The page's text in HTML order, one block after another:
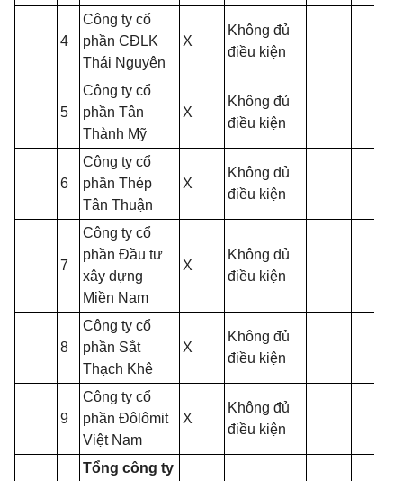
4
Công ty cổ
phần CĐLK
Thái Nguyên
X
Không đủ
điều kiện
5
Công ty cổ
phần Tân
Thành Mỹ
X
Không đủ
điều kiện
6
Công ty cổ
phần Thép
Tân Thuận
X
Không đủ
điều kiện
7
Công ty cổ
phần Đầu tư
xây dựng
Miền Nam
X
Không đủ
điều kiện
8
Công ty cổ
phần Sắt
Thạch Khê
X
Không đủ
điều kiện
9
Công ty cổ
phần Đôlômit
Việt Nam
X
Không đủ
điều kiện
Tổng công ty